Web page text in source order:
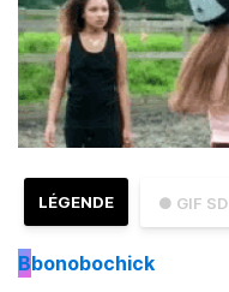
● GIF SD
LÉGENDE
Bbonobochick